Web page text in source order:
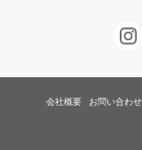
会社概要 お問い合わせ